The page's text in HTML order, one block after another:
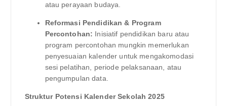
atau perayaan budaya.
Reformasi Pendidikan & Program
Percontohan: Inisiatif pendidikan baru atau
program percontohan mungkin memerlukan
penyesuaian kalender untuk mengakomodasi
sesi pelatihan, periode pelaksanaan, atau
pengumpulan data.
Struktur Potensi Kalender Sekolah 2025